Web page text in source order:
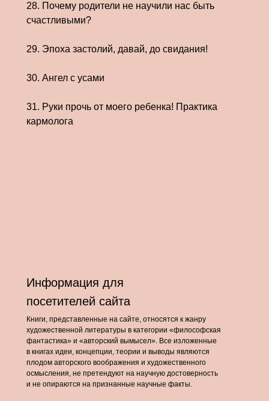
28. Почему родители не научили нас быть
счастливыми?
29. Эпоха застолий, давай, до свидания!
30. Ангел с усами
31. Руки прочь от моего ребенка! Практика
кармолога
Информация для
посетителей сайта
Книги, представленные на сайте, относятся к жанру
художественной литературы в категории «философская
фантастика» и «авторский вымысел». Все изложенные
в книгах идеи, концепции, теории и выводы являются
плодом авторского воображения и художественного
осмысления, не претендуют на научную достоверность
и не опираются на признанные научные факты.